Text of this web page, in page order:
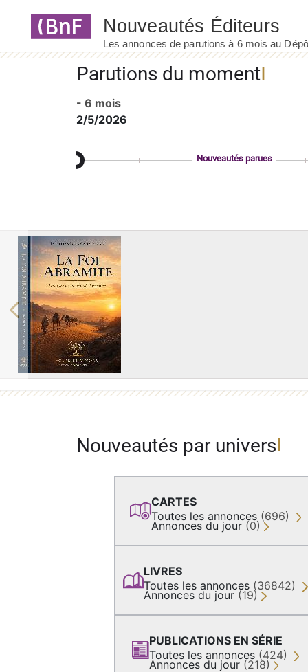
Parutions du moment
- 6 mois
2/5/2026
Nouveautés parues
Previous
Nouveautés par univers
CARTES
Toutes les annonces (696)
Annonces du jour (0)
LIVRES
Toutes les annonces (36842)
Annonces du jour (19)
PUBLICATIONS EN SÉRIE
Toutes les annonces (424)
Annonces du jour (218)